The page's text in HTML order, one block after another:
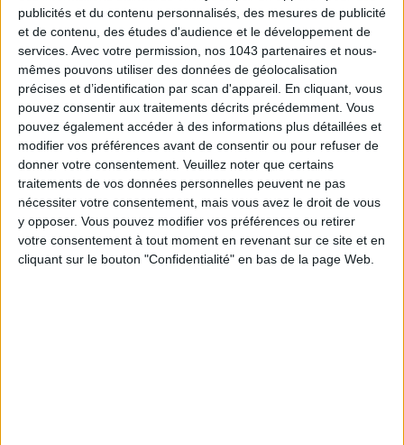
publicités et du contenu personnalisés, des mesures de publicité
et de contenu, des études d'audience et le développement de
services. Avec votre permission, nos 1043 partenaires et nous-
mêmes pouvons utiliser des données de géolocalisation
précises et d’identification par scan d'appareil. En cliquant, vous
pouvez consentir aux traitements décrits précédemment. Vous
pouvez également accéder à des informations plus détaillées et
modifier vos préférences avant de consentir ou pour refuser de
donner votre consentement. Veuillez noter que certains
traitements de vos données personnelles peuvent ne pas
nécessiter votre consentement, mais vous avez le droit de vous
y opposer. Vous pouvez modifier vos préférences ou retirer
votre consentement à tout moment en revenant sur ce site et en
cliquant sur le bouton "Confidentialité" en bas de la page Web.
LOUISE BOURRAT, TOP CHEF WINNER, HOSTS A POP-UP TABLE AT LADURÉE